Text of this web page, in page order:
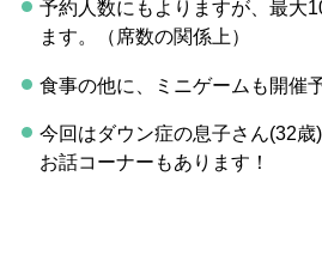
予約人数にもよりますが、最大
ます。（席数の関係上）
食事の他に、ミニゲームも開催
今回はダウン症の息子さん(32
お話コーナーもあります！